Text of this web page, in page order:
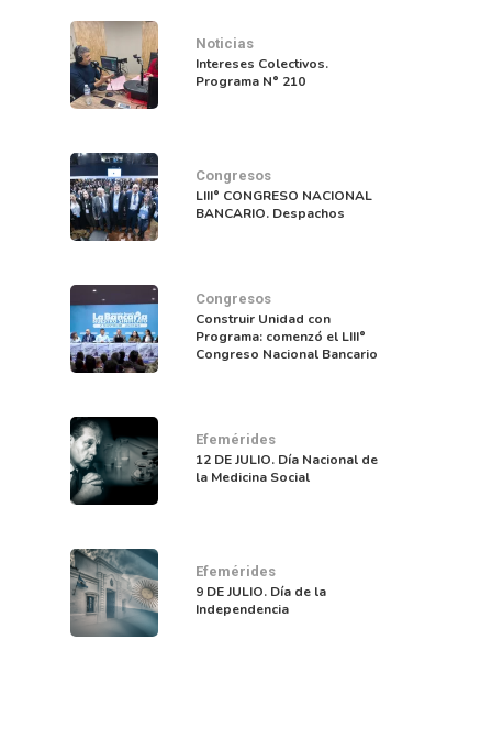
Noticias
Intereses Colectivos.
Programa N° 210
Congresos
LIII° CONGRESO NACIONAL
BANCARIO. Despachos
Congresos
Construir Unidad con
Programa: comenzó el LIII°
Congreso Nacional Bancario
Efemérides
12 DE JULIO. Día Nacional de
la Medicina Social
Efemérides
9 DE JULIO. Día de la
Independencia